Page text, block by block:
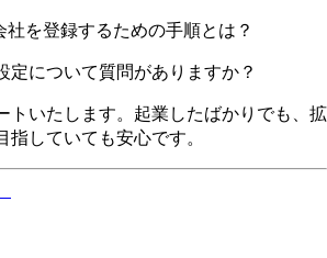
社を登録するための手順とは？
定について質問がありますか？
トいたします。起業したばかりでも、拡
指していても安心です。